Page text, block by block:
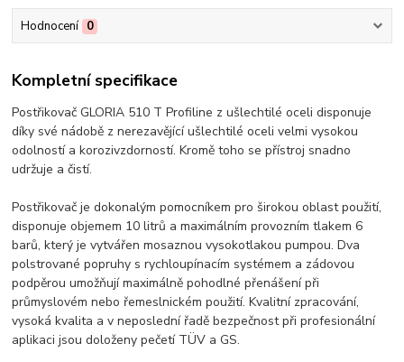
Hodnocení 0
Kompletní specifikace
Postřikovač GLORIA 510 T Profiline z ušlechtilé oceli disponuje
díky své nádobě z nerezavějící ušlechtilé oceli velmi vysokou
odolností a korozivzdorností. Kromě toho se přístroj snadno
udržuje a čistí.
Postřikovač je dokonalým pomocníkem pro širokou oblast použití,
disponuje objemem 10 litrů a maximálním provozním tlakem 6
barů, který je vytvářen mosaznou vysokotlakou pumpou. Dva
polstrované popruhy s rychloupínacím systémem a zádovou
podpěrou umožňují maximálně pohodlné přenášení při
průmyslovém nebo řemeslnickém použití. Kvalitní zpracování,
vysoká kvalita a v neposlední řadě bezpečnost při profesionální
aplikaci jsou doloženy pečetí TÜV a GS.